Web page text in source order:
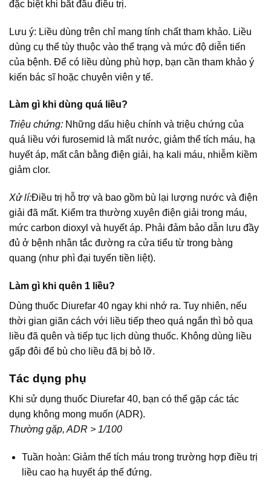
đặc biệt khi bắt đầu điều trị.
Lưu ý: Liều dùng trên chỉ mang tính chất tham khảo. Liều
dùng cụ thể tùy thuộc vào thể trạng và mức độ diễn tiến
của bệnh. Để có liều dùng phù hợp, bạn cần tham khảo ý
kiến bác sĩ hoặc chuyên viên y tế.
Làm gì khi dùng quá liều?
Triệu chứng: Những dấu hiệu chính và triệu chứng của
quá liều với furosemid là mất nước, giảm thể tích máu, hạ
huyết áp, mất cân bằng điện giải, hạ kali máu, nhiễm kiềm
giảm clor.
Xử lí:Điều trị hỗ trợ và bao gồm bù lại lượng nước và điện
giải đã mất. Kiểm tra thường xuyên điện giải trong máu,
mức carbon dioxyl và huyết áp. Phải đảm bảo dẫn lưu đầy
đủ ở bệnh nhân tắc đường ra cửa tiểu từ trong bàng
quang (như phì đại tuyến tiền liệt).
Làm gì khi quên 1 liều?
Dùng thuốc Diurefar 40 ngay khi nhớ ra. Tuy nhiên, nếu
thời gian giãn cách với liều tiếp theo quá ngắn thì bỏ qua
liều đã quên và tiếp tục lịch dùng thuốc. Không dùng liều
gấp đôi để bù cho liều đã bị bỏ lỡ.
Tác dụng phụ
Khi sử dụng thuốc Diurefar 40, bạn có thể gặp các tác
dụng không mong muốn (ADR).
Thường gặp, ADR > 1/100
Tuần hoàn: Giảm thể tích máu trong trường hợp điều trị
liều cao hạ huyết áp thế đứng.